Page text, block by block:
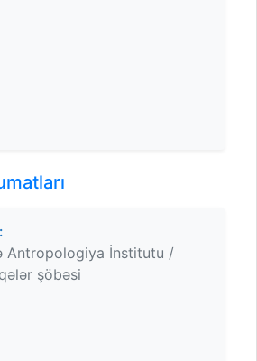
Antropologiya İnstitutu /
şöbəsi